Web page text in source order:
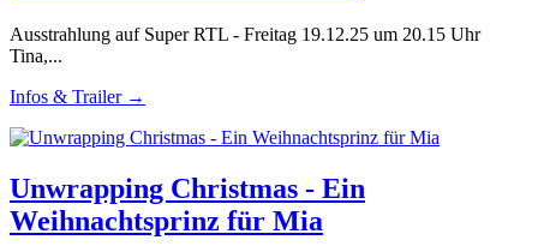
Ausstrahlung auf Super RTL - Freitag 19.12.25 um 20.15 Uhr
Tina,...
Infos & Trailer →
Unwrapping Christmas - Ein
Weihnachtsprinz für Mia